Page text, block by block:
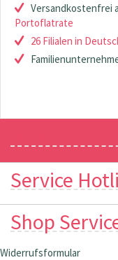
Versandkostenfrei
Portoflatrate
26 Filialen in
Service
Shop
Widerrufsformular